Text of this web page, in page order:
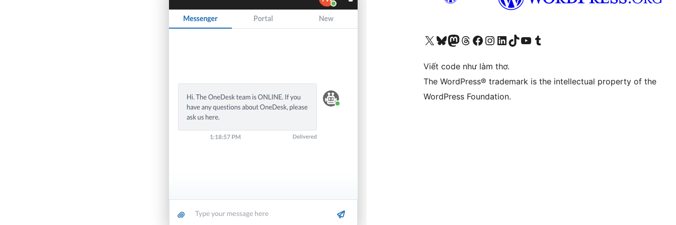
Truy cập tài khoản X (trước đây là Twitter) của chúng tôiVisit our Bluesky account
Visit our Mastodon account
Visit our Threads account
Xem trang Facebook của chúng tôiTruy cập tài khoản Instagram của chúng tôiTruy cập tài khoản LinkedIn của chúng tôiVisit our TikTok account
Truy cập kênh YouTube của chúng tôi Visit our Tumblr account
Viết code như làm thơ.
The WordPress® trademark is the intellectual property of the
WordPress Foundation.